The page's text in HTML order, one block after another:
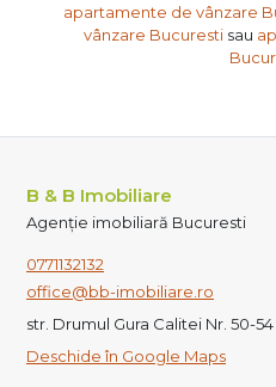
apartamente de vânzare
vânzare Bucuresti sau
B & B Imobiliare
Agenție imobiliară Bucuresti
0771132132
office@bb-imobiliare.ro
str. Drumul Gura Calitei Nr. 50-
Deschide în Google Maps